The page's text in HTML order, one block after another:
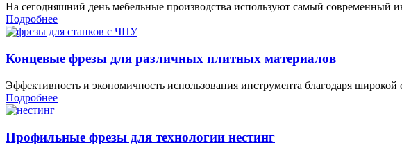
На сегодняшний день мебельные производства используют самый современный
Подробнее
Концевые фрезы для различных плитных материалов
Эффективность и экономичность использования инструмента благодаря широкой
Подробнее
Профильные фрезы для технологии нестинг